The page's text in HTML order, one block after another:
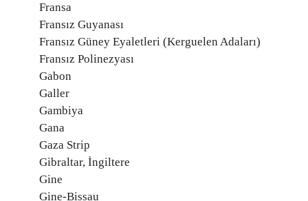
Fransa
Fransız Guyanası
Fransız Güney Eyaletleri (Kerguelen Adaları)
Fransız Polinezyası
Gabon
Galler
Gambiya
Gana
Gaza Strip
Gibraltar, İngiltere
Gine
Gine-Bissau